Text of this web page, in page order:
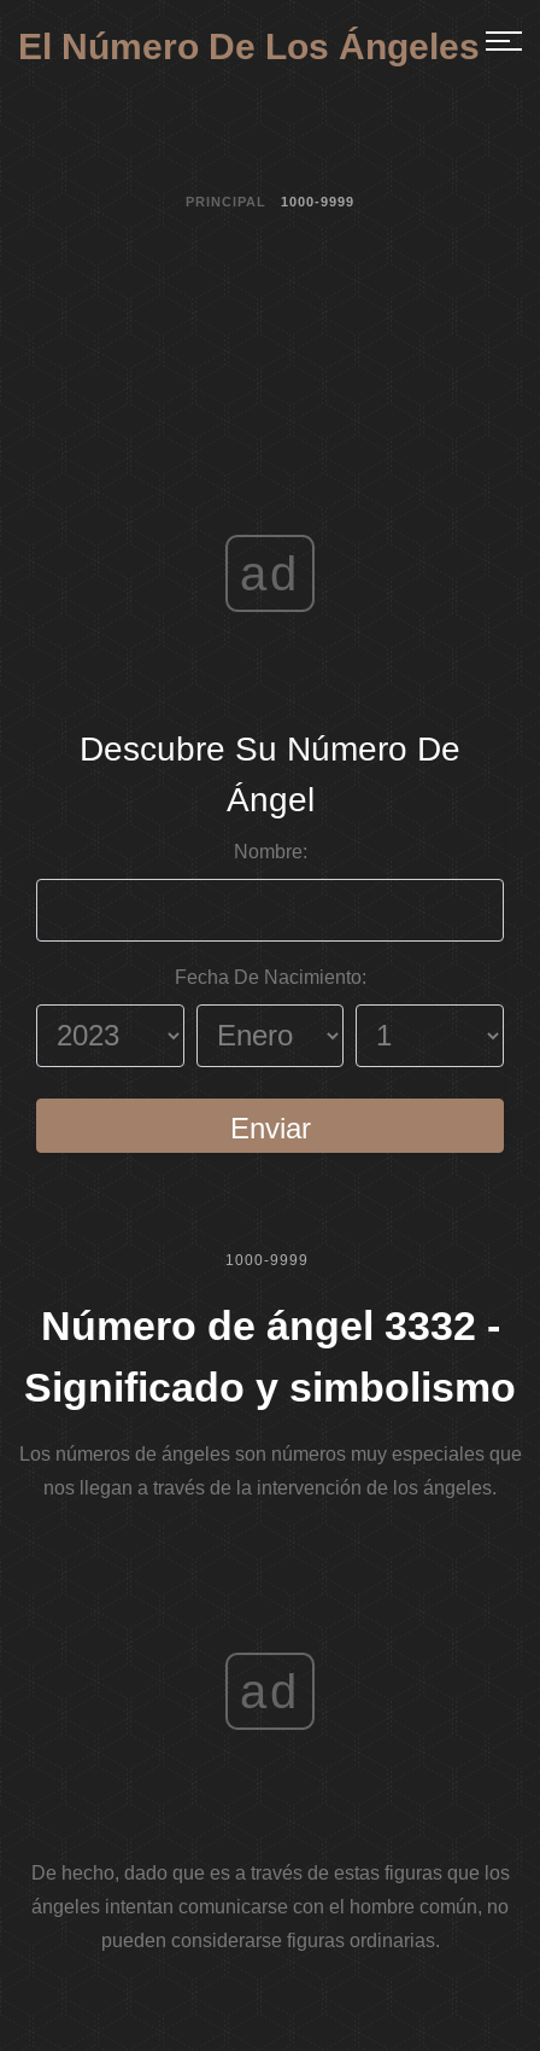
El Número De Los Ángeles
PRINCIPAL 1000-9999
ad
Descubre Su Número De
Ángel
Nombre:
Fecha De Nacimiento:
Enviar
1000-9999
Número de ángel 3332 -
Significado y simbolismo
Los números de ángeles son números muy especiales que
nos llegan a través de la intervención de los ángeles.
ad
De hecho, dado que es a través de estas figuras que los
ángeles intentan comunicarse con el hombre común, no
pueden considerarse figuras ordinarias.